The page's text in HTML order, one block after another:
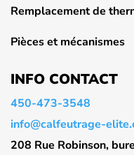
Remplacement de
Pièces et mécanismes
INFO CONTACT
450-473-3548
info@calfeutrage-
208 Rue Robinson,